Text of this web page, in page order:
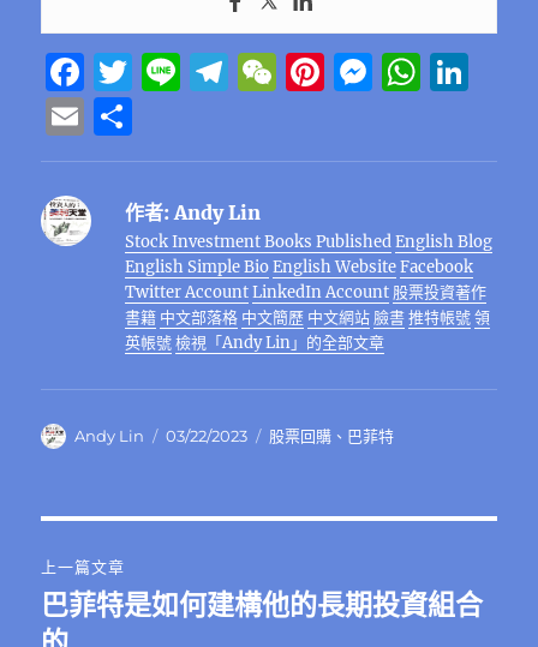
F
a
c
b
T
it
r
Li
e
T
e
r
a
m
W
C
at
Pi
te
st
M
ss
n
g
er
W
at
A
p
p
k
d
I
n
E
m
ai
l
享
作者:Andy Lin
Stock Investment Books Published English Blog
English Simple Bio English Website Facebook
Twitter Account LinkedIn Account 股票投資著作
書籍 中文部落格 中文簡歷 中文網站 臉書 推特帳號 領
英帳號 檢視「Andy Lin」的全部文章
作
Andy Lin
發
03/22/2023
分
股票回購 、 巴菲特
章
上一篇文章
上
一
巴菲特是如何建構他的長期投資組合